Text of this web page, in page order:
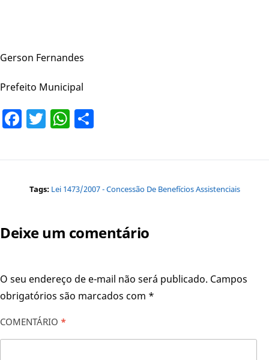
Gerson Fernandes
Prefeito Municipal
Facebook
TwitterWhatsApp
Tags: Lei 1473/2007 - Concessão De Benefícios Assistenciais
Deixe um comentário
O seu endereço de e-mail não será publicado. Campos
obrigatórios são marcados com *
COMENTÁRIO *